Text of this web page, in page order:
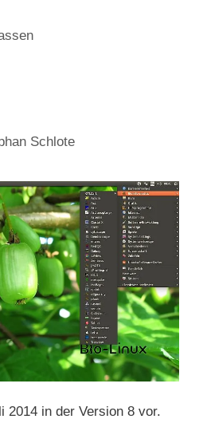
Schlote
2014 in der Version 8 vor.